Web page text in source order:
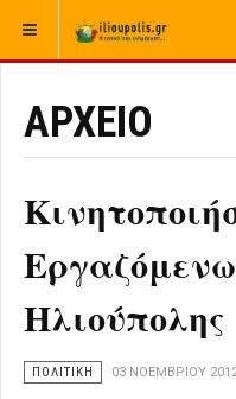
ΒΡΊΣΚΕΣΤΕ ΕΔΏ: ΑΡΧΙΚΉ
ΑΡΧΕΙΟ
Ηλιούπολης
ΠΟΛΙΤΙΚΗ 03 ΝΟΕΜΒΡΊΟΥ